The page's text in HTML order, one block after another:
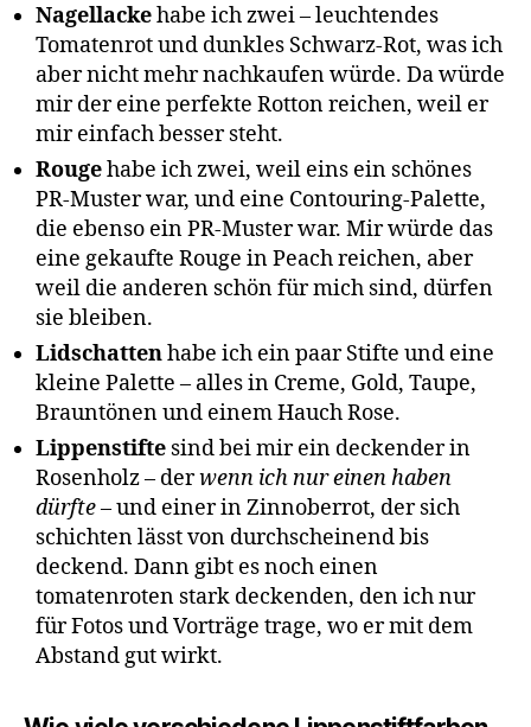
Nagellackehabe ich zwei – leuchtendes
Tomatenrot und dunkles Schwarz-Rot, was ich
aber nicht mehr nachkaufen würde. Da würde
mir der eine perfekte Rotton reichen, weil er
mir einfach besser steht.
Rougehabe ich zwei, weil eins ein schönes
PR-Muster war, und eine Contouring-Palette,
die ebenso ein PR-Muster war. Mir würde das
eine gekaufte Rouge in Peach reichen, aber
weil die anderen schön für mich sind, dürfen
sie bleiben.
Lidschattenhabe ich ein paar Stifte und eine
kleine Palette – alles in Creme, Gold, Taupe,
Brauntönen und einem Hauch Rose.
Lippenstifte sind bei mir ein deckender in
Rosenholz – derwenn ich nur einen haben
dürfte– und einer in Zinnoberrot, der sich
schichten lässt von durchscheinend bis
deckend. Dann gibt es noch einen
tomatenroten stark deckenden, den ich nur
für Fotos und Vorträge trage, wo er mit dem
Abstand gut wirkt.